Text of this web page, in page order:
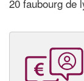
20 faubourg de